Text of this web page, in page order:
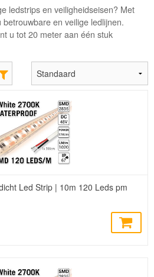
ledstrips en veiligheidseisen? Met
en veilige ledlijnen.
u tot 20 meter aan één stuk
Led Strip | 10m 120 Leds pm